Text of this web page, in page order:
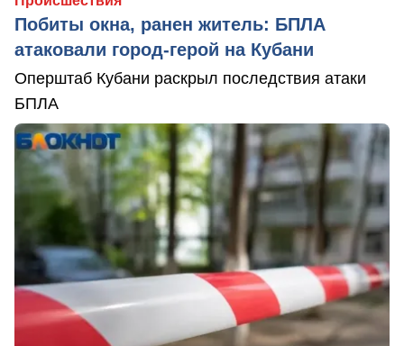
Побиты окна, ранен житель: БПЛА
атаковали город-герой на Кубани
Оперштаб Кубани раскрыл последствия атаки
БПЛА